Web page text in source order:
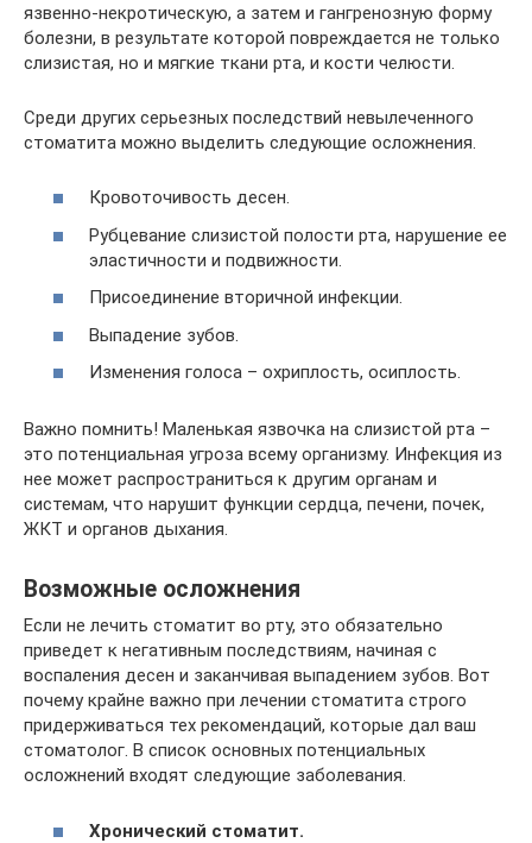
язвенно-некротическую, а затем и гангренозную форму
болезни, в результате которой повреждается не только
слизистая, но и мягкие ткани рта, и кости челюсти.
Среди других серьезных последствий невылеченного
стоматита можно выделить следующие осложнения.
Кровоточивость десен.
Рубцевание слизистой полости рта, нарушение ее
эластичности и подвижности.
Присоединение вторичной инфекции.
Выпадение зубов.
Изменения голоса – охриплость, осиплость.
Важно помнить! Маленькая язвочка на слизистой рта –
это потенциальная угроза всему организму. Инфекция из
нее может распространиться к другим органам и
системам, что нарушит функции сердца, печени, почек,
ЖКТ и органов дыхания.
Возможные осложнения
Если не лечить стоматит во рту, это обязательно
приведет к негативным последствиям, начиная с
воспаления десен и заканчивая выпадением зубов. Вот
почему крайне важно при лечении стоматита строго
придерживаться тех рекомендаций, которые дал ваш
стоматолог. В список основных потенциальных
осложнений входят следующие заболевания.
Хронический стоматит.